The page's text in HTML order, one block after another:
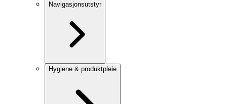
Navigasjonsutstyr
Hygiene & produktpleie